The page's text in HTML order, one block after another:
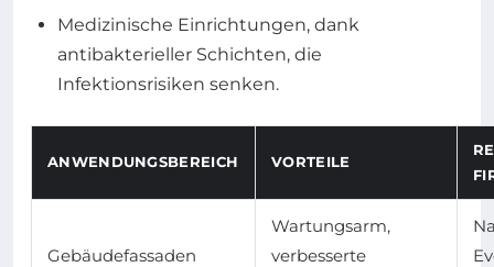
Medizinische Einrichtungen, dank
antibakterieller Schichten, die
Infektionsrisiken senken.
ANWENDUNGSBEREICH VORTEILE
Gebäudefassaden
Wartungsarm,
verbesserte